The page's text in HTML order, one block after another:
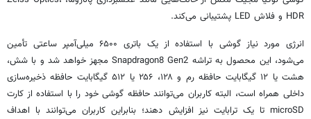
HDR و فلاش LED پشتیبانی می‌کند.
انرژی مورد نیاز گوشی با استفاده از یک باتری
میلی‌آمپر ساعتی تأمین
می‌شود، این محصول به تراشه Snapdragon8 Gen2 مجهز خواهد شد و با شش،
هشت یا ۱۲ گیگابایت حافظه رم و ۱۲۸، ۲۵۶ یا ۵۱۲ گیگابایت حافظه ذخیره‌سازی
داخلی همراه است، البته کاربران می‌توانند حافظه گوشی خود را با استفاده از کارت
microSD تا یک ترابایت نیز افزایش دهند؛ بنابراین کاربران می‌توانند با اهداف